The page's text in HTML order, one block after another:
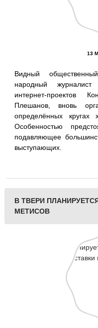
13
Видный
народный
интернет-проектов
Плешанов, вновь
определённых кругах
Особенностью
подавляющее
выступающих.
В ТВЕРИ
МЕТИСОВ